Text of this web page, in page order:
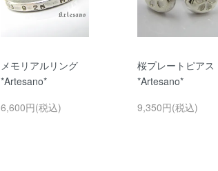
メモリアルリング
*Artesano*
6,600円(税込)
桜プレートピアス
*Artesano*
9,350円(税込)